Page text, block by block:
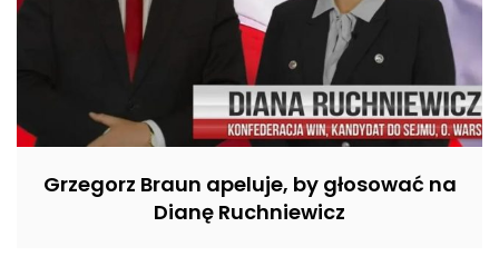
Grzegorz Braun apeluje, by głosować na
Dianę Ruchniewicz